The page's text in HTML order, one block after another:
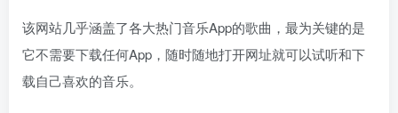
该网站几乎涵盖了各大热门音乐App的歌曲，最为关键的是
它不需要下载任何App，随时随地打开网址就可以试听和下
载自己喜欢的音乐。